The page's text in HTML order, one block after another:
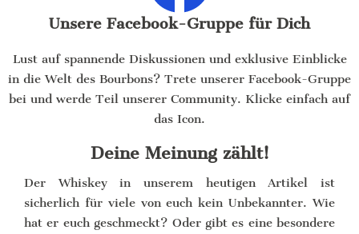
Unsere Facebook-Gruppe für Dich
Lust auf spannende Diskussionen und exklusive Einblicke
in die Welt des Bourbons? Trete unserer Facebook-Gruppe
bei und werde Teil unserer Community. Klicke einfach auf
das Icon.
Deine Meinung zählt!
Der Whiskey in unserem heutigen Artikel ist
sicherlich für viele von euch kein Unbekannter. Wie
hat er euch geschmeckt? Oder gibt es eine besondere